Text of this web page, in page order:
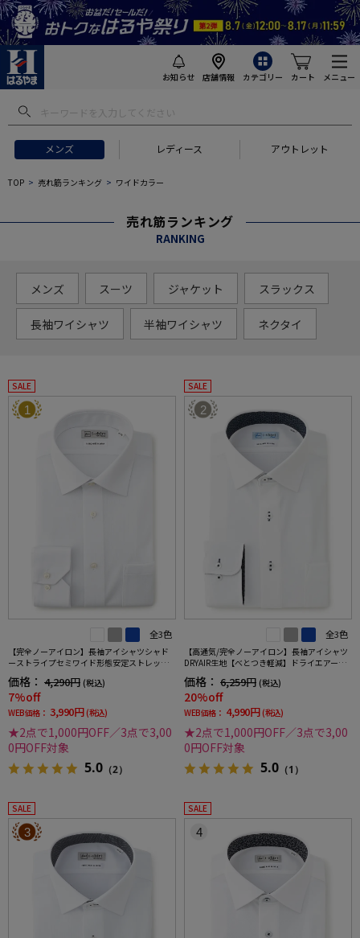
お知らせ 店舗情報 カテゴリー カート メニュー
メンズ レディース アウトレット
TOP 売れ筋ランキング ワイドカラー
売れ筋ランキング
RANKING
メンズ スーツ ジャケット スラックス
長袖ワイシャツ 半袖ワイシャツ ネクタイ
SALE
1
全3色
【完全ノーアイロン】長袖アイシャツシャド
ーストライプセミワイド形態安定ストレッチ
吸汗速乾ワイシャツ通年
価格： 4,290円 (税込)
7%off
WEB価格： 3,990円 (税込)
★2点で1,000円OFF／3点で3,00
0円OFF対象
5.0 （2）
SALE
2
全3色
【高通気/完全ノーアイロン】長袖アイシャツ
DRYAIR生地【べとつき軽減】ドライエアース
トライプ調セミワイド別布ストライプ形態安
定ストレッチ防汚効果吸汗速乾ワイシャツ春
夏
価格： 6,259円 (税込)
20%off
WEB価格： 4,990円 (税込)
★2点で1,000円OFF／3点で3,00
0円OFF対象
5.0 （1）
SALE
3
SALE
4